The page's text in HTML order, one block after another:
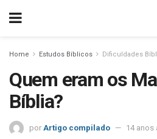
Home Estudos Bíblicos Dificuldades
Quem eram os
Bíblia?
por Artigo compilado 14 anos